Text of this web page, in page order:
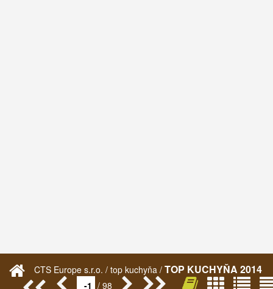
CTS Europe s.r.o. / top kuchyňa / TOP KUCHYŇA 2014
/ 98